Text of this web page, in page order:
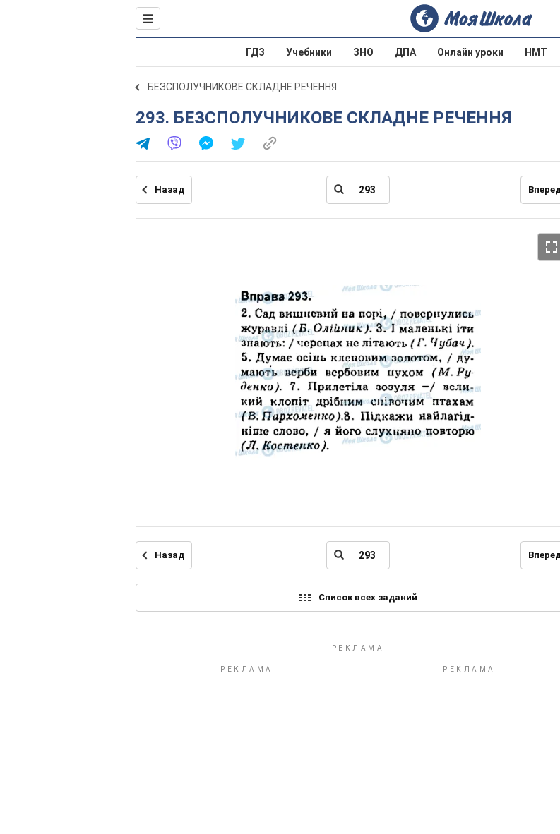
ГДЗ Учебники ЗНО ДПА Онлайн уроки НМТ
БЕЗСПОЛУЧНИКОВЕ СКЛАДНЕ РЕЧЕННЯ
293. БЕЗСПОЛУЧНИКОВЕ СКЛАДНЕ РЕЧЕННЯ
Назад
Назад
Список всех заданий